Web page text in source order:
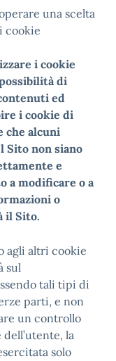
una scelta
cookie
i cookie
di
ed
i cookie di
che alcuni
Sito non siano
e
a modificare o a
o
il Sito.
agli altri cookie
sul
tali tipi di
parti, e non
un controllo
la
solo